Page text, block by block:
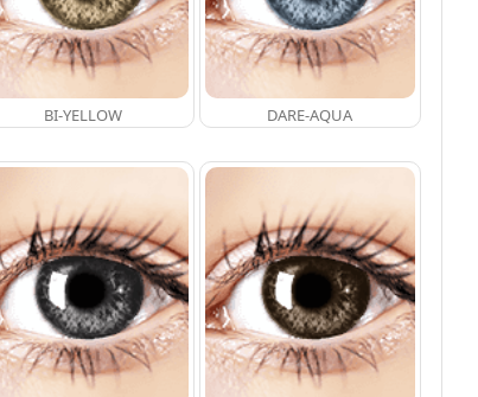
BI-YELLOW DARE-AQUA